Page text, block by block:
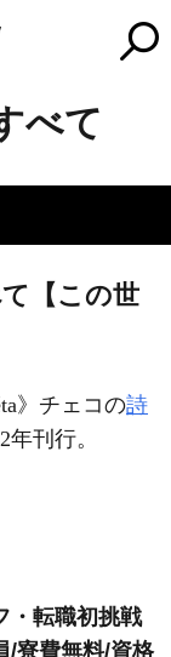
べて
【この世
》チェコの詩
年刊行。
・転職初挑戦
/寮費無料/資格